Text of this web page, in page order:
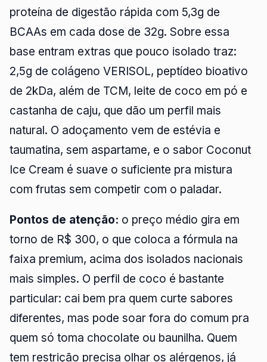
proteína de digestão rápida com 5,3g de
BCAAs em cada dose de 32g. Sobre essa
base entram extras que pouco isolado traz:
2,5g de colágeno VERISOL, peptídeo bioativo
de 2kDa, além de TCM, leite de coco em pó e
castanha de caju, que dão um perfil mais
natural. O adoçamento vem de estévia e
taumatina, sem aspartame, e o sabor Coconut
Ice Cream é suave o suficiente pra mistura
com frutas sem competir com o paladar.
Pontos de atenção: o preço médio gira em
torno de R$ 300, o que coloca a fórmula na
faixa premium, acima dos isolados nacionais
mais simples. O perfil de coco é bastante
particular: cai bem pra quem curte sabores
diferentes, mas pode soar fora do comum pra
quem só toma chocolate ou baunilha. Quem
tem restrição precisa olhar os alérgenos, já